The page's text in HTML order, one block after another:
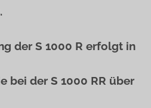
der S 1000 R erfolgt in
bei der S 1000 RR über